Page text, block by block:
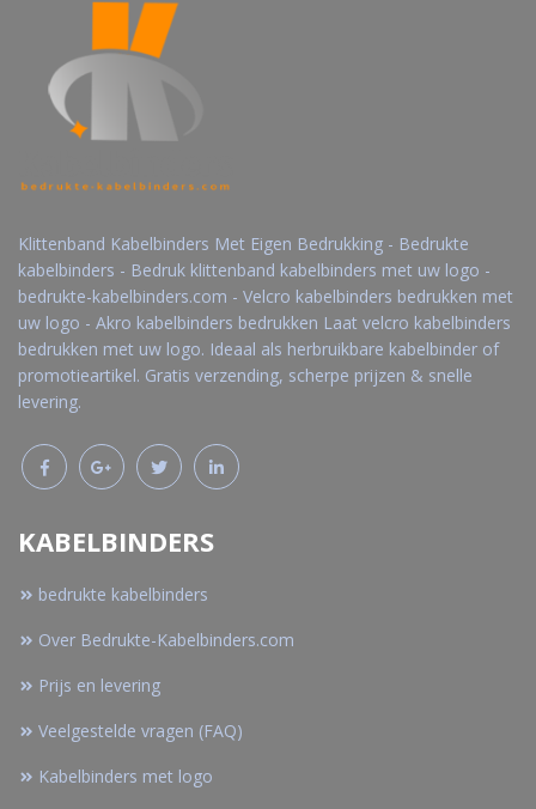
Klittenband Kabelbinders Met Eigen Bedrukking - Bedrukte
kabelbinders - Bedruk klittenband kabelbinders met uw logo -
bedrukte-kabelbinders.com - Velcro kabelbinders bedrukken met
uw logo - Akro kabelbinders bedrukken Laat velcro kabelbinders
bedrukken met uw logo. Ideaal als herbruikbare kabelbinder of
promotieartikel. Gratis verzending, scherpe prijzen & snelle
levering.
KABELBINDERS
bedrukte kabelbinders
Over Bedrukte-Kabelbinders.com
Prijs en levering
Veelgestelde vragen (FAQ)
Kabelbinders met logo